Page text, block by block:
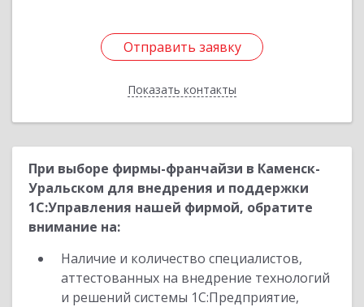
Отправить заявку
Показать контакты
Отправить заявку
Назад
При выборе фирмы-франчайзи в Каменск-
Уральском для внедрения и поддержки
1С:Управления нашей фирмой, обратите
внимание на:
Наличие и количество специалистов,
аттестованных на внедрение технологий
и решений системы 1С:Предприятие,